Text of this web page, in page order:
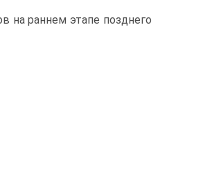
на раннем этапе позднего